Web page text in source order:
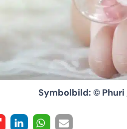
Symbolbild: ©